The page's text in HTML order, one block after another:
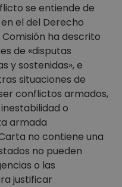
se entiende de
el del Derecho
ha descrito
de «disputas
y sostenidas», e
situaciones de
conflictos armados,
o
armada
no contiene una
no pueden
o las
justificar